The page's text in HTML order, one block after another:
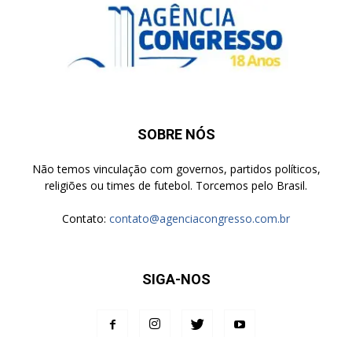
SOBRE NÓS
Não temos vinculação com governos, partidos políticos,
religiões ou times de futebol. Torcemos pelo Brasil.
Contato: contato@agenciacongresso.com.br
SIGA-NOS